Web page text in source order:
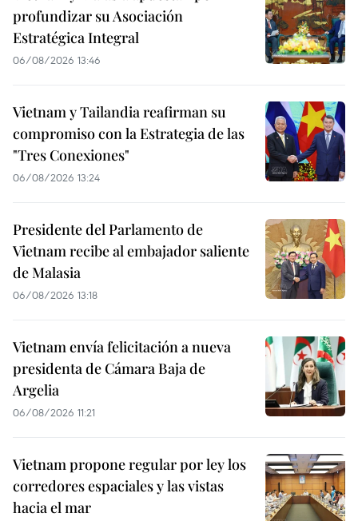
profundizar su Asociación
Estratégica Integral
06/08/2026 13:46
Vietnam y Tailandia reafirman su
compromiso con la Estrategia de las
"Tres Conexiones"
06/08/2026 13:24
Presidente del Parlamento de
Vietnam recibe al embajador saliente
de Malasia
06/08/2026 13:18
Vietnam envía felicitación a nueva
presidenta de Cámara Baja de
Argelia
06/08/2026 11:21
Vietnam propone regular por ley los
corredores espaciales y las vistas
hacia el mar